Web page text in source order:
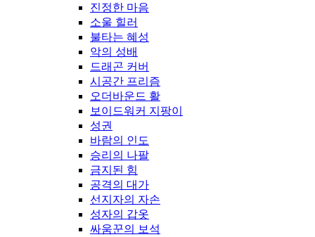
진정한 마음
소울 힐러
불타는 혜성
악의 성배
드래곤 커버
시공간 프리즘
오더바운드 활
보이드워커 지팡이
성권
바람의 인도
승리의 나팔
금지된 힘
공격의 대가
선지자의 자손
성자의 갑옷
싸움꾼의 보석